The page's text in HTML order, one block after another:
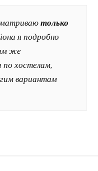
только
я подробно
же
по хостелам,
вариантам